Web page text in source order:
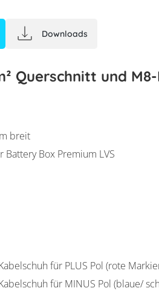
Downloads
Querschnitt und M8-
breit
Battery Box Premium LVS
für PLUS Pol (rote
für MINUS Pol (blaue/